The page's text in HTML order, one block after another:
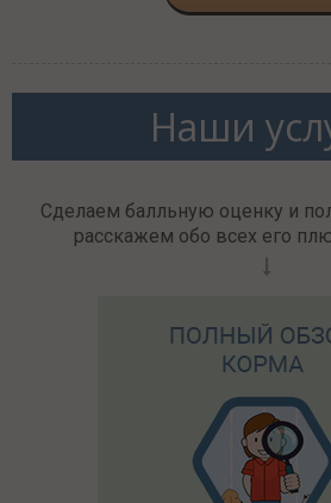
Наши
Сделаем балльную оценку и
расскажем обо всех его